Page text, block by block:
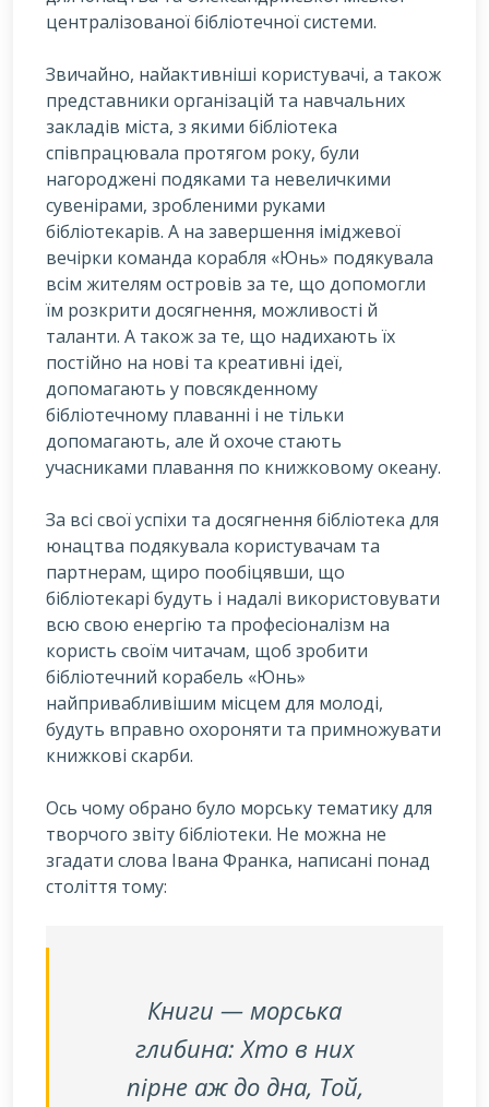
централізованої бібліотечної системи.
Звичайно, найактивніші користувачі, а також
представники організацій та навчальних
закладів міста, з якими бібліотека
співпрацювала протягом року, були
нагороджені подяками та невеличкими
сувенірами, зробленими руками
бібліотекарів. А на завершення іміджевої
вечірки команда корабля «Юнь» подякувала
всім жителям островів за те, що допомогли
їм розкрити досягнення, можливості й
таланти. А також за те, що надихають їх
постійно на нові та креативні ідеї,
допомагають у повсякденному
бібліотечному плаванні і не тільки
допомагають, але й охоче стають
учасниками плавання по книжковому океану.
За всі свої успіхи та досягнення бібліотека для
юнацтва подякувала користувачам та
партнерам, щиро пообіцявши, що
бібліотекарі будуть і надалі використовувати
всю свою енергію та професіоналізм на
користь своїм читачам, щоб зробити
бібліотечний корабель «Юнь»
найпривабливішим місцем для молоді,
будуть вправно охороняти та примножувати
книжкові скарби.
Ось чому обрано було морську тематику для
творчого звіту бібліотеки. Не можна не
згадати слова Івана Франка, написані понад
століття тому:
Книги — морська
глибина: Хто в них
пірне аж до дна, Той,